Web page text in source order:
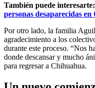
También puede interesarte:
personas desaparecidas
Por otro lado, la familia
agradecimiento a los
durante este proceso. “Nos
donde descansar y mucho
para regresar a Chihuahua.